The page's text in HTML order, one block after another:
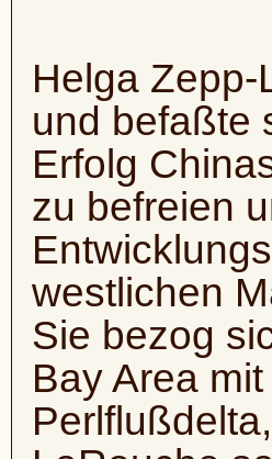
Helga
und befaßte
Erfolg
zu befreien
westlichen
Sie bezog
Bay Area